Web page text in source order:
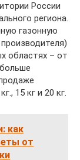
России
региона.
газонную
областях – от
15 кг и 20 кг.
как
от